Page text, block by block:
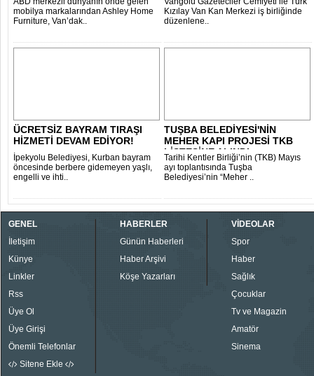
mobilya markalarından Ashley Home
Furniture, Van’dak..
Kızılay Van Kan Merkezi iş birliğinde
düzenlene..
ÜCRETSİZ BAYRAM TIRAŞI
HİZMETİ DEVAM EDİYOR!
İpekyolu Belediyesi, Kurban bayram
öncesinde berbere gidemeyen yaşlı,
engelli ve ihti..
TUŞBA BELEDİYESİ'NİN
MEHER KAPI PROJESİ TKB
LİSTESİNE ALINDI..
Tarihi Kentler Birliği’nin (TKB) Mayıs
ayı toplantısında Tuşba
Belediyesi’nin “Meher ..
GENEL
İletişim
Künye
Linkler
Rss
Üye Ol
Üye Girişi
Önemli Telefonlar
Sitene Ekle
HABERLER
Günün Haberleri
Haber Arşivi
Köşe Yazarları
VİDEOLAR
Spor
Haber
Sağlık
Çocuklar
Tv ve Magazin
Amatör
Sinema